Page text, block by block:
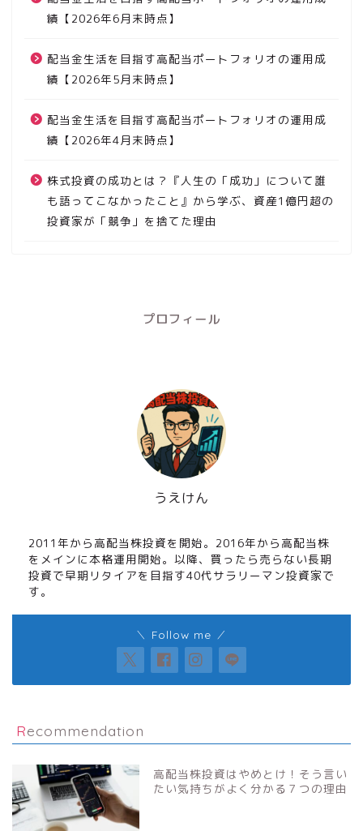
績【2026年6月末時点】
配当金生活を目指す高配当ポートフォリオの運用成
績【2026年5月末時点】
配当金生活を目指す高配当ポートフォリオの運用成
績【2026年4月末時点】
株式投資の成功とは？『人生の「成功」について誰
も語ってこなかったこと』から学ぶ、資産1億円超の
投資家が「競争」を捨てた理由
プロフィール
うえけん
2011年から高配当株投資を開始。2016年から高配当株
をメインに本格運用開始。以降、買ったら売らない長期
投資で早期リタイアを目指す40代サラリーマン投資家で
す。
＼ Follow me ／
Recommendation
高配当株投資はやめとけ！そう言い
たい気持ちがよく分かる７つの理由